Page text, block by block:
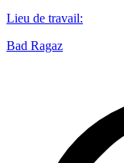
Lieu de travail:
Bad Ragaz